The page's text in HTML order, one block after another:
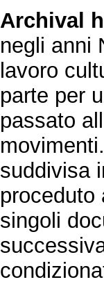
Archival
negli anni
lavoro
parte per
passato
suddivisa
proceduto
singoli